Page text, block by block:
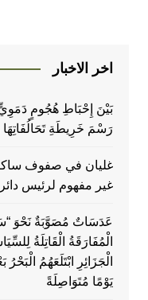
اخر الاخبار
بَيْنَ إِحْبَاطِ هُجُومٍ دَمَوِيٍّ
رَسْمَ خَرِيطَةِ تَحَالُفَاتِهَا
غليان في صفوف
غير مفهوم لرئيس
عَدَسَاتٌ مُصَوَّبَةٌ نَحْوَ
يَوْمًا مُتَوَاصِلَةً